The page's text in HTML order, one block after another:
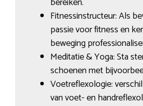
Fitnessinstructeur: Als
passie voor fitness en
beweging
Meditatie & Yoga: Sta
schoenen met
Voetreflexologie:
van voet- en